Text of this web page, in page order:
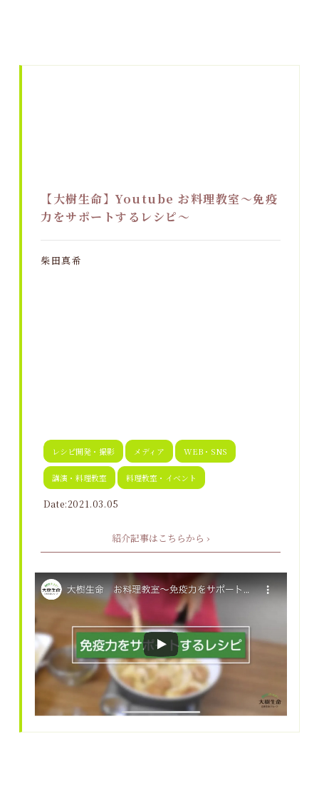
【大樹生命】Youtube お料理教室〜免疫
力をサポートするレシピ〜
柴田真希
レシピ開発・撮影 メディア WEB・SNS
講演・料理教室 料理教室・イベント
Date:2021.03.05
紹介記事はこちらから ›